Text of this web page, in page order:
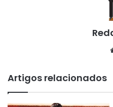
Artigos relacionados